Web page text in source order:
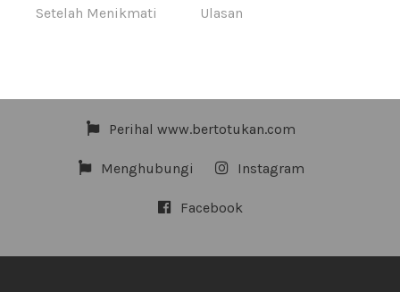
Setelah Menikmati
Ulasan
Perihal www.bertotukan.com
Menghubungi Instagram
Facebook